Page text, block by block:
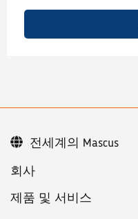
회사
제품 및 서비스
전세계의 Mascus